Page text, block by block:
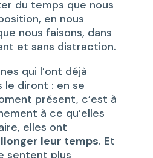
du temps que nous
en nous
nous faisons, dans
et sans distraction.
qui l’ont déjà
le diront : en se
présent, c’est à
à ce qu’elles
elles ont
leur temps. Et